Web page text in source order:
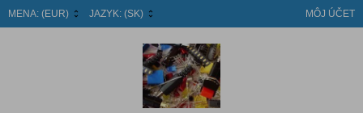
MENA: (EUR) JAZYK: (SK) MÔJ ÚČET